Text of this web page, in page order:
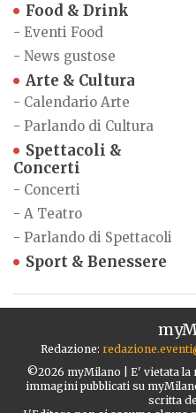
Food & Drink
- Eventi Food
- News gustose
Arte & Cultura
- Calendario Arte
- Parlando di Cultura
Spettacoli &
Concerti
- Concerti
- A Teatro
- Parlando di Spettacoli
Sport & Benessere
Redazione:
©2026 myMilano | E' vietata
immagini pubblicati su
scritta